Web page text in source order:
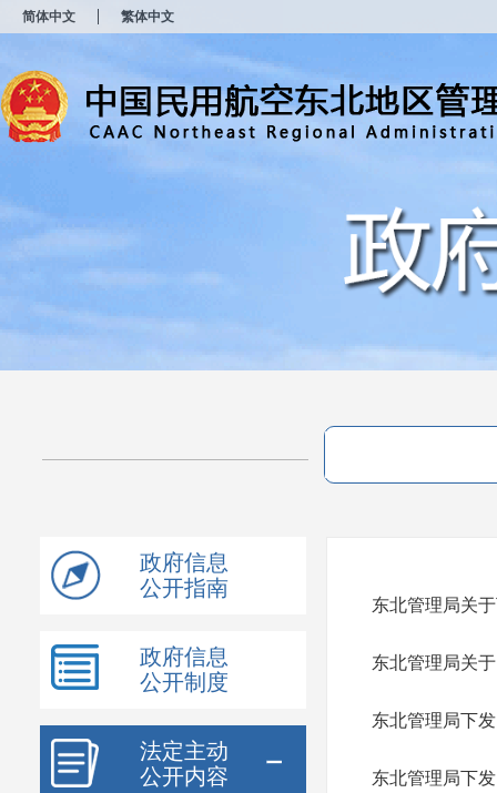
简体中文 繁体中文
政府信息
公开指南
政府信息
公开制度
法定主动
公开内容
东北管理局关
东北管理局关
东北管理局下
东北管理局下
窗
打
开
无
障